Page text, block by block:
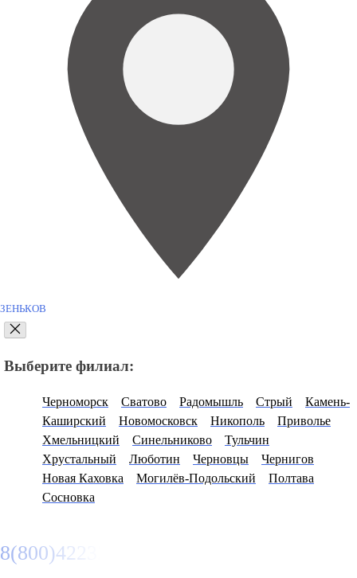
ЗЕНЬКОВ
Выберите филиал:
Черноморск Сватово Радомышль Стрый
Камень-
Каширский
Новомосковск Никополь
Приволье
Хмельницкий
Синельниково
Тульчин
Хрустальный
Люботин Черновцы
Чернигов
Новая Каховка
Могилёв-Подольский
Полтава
Сосновка
8(800)4223263